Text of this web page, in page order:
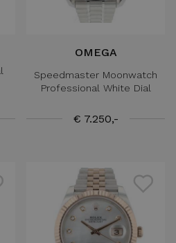
OMEGA
Speedmaster Moonwatch
Professional White Dial
€ 7.250,-